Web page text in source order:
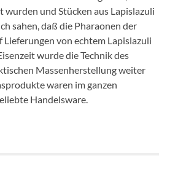
wurden und Stücken aus Lapislazuli
sahen, daß die Pharaonen der
Lieferungen von echtem Lapislazuli
wurde die Technik des
Massenherstellung weiter
waren im ganzen
Handelsware.